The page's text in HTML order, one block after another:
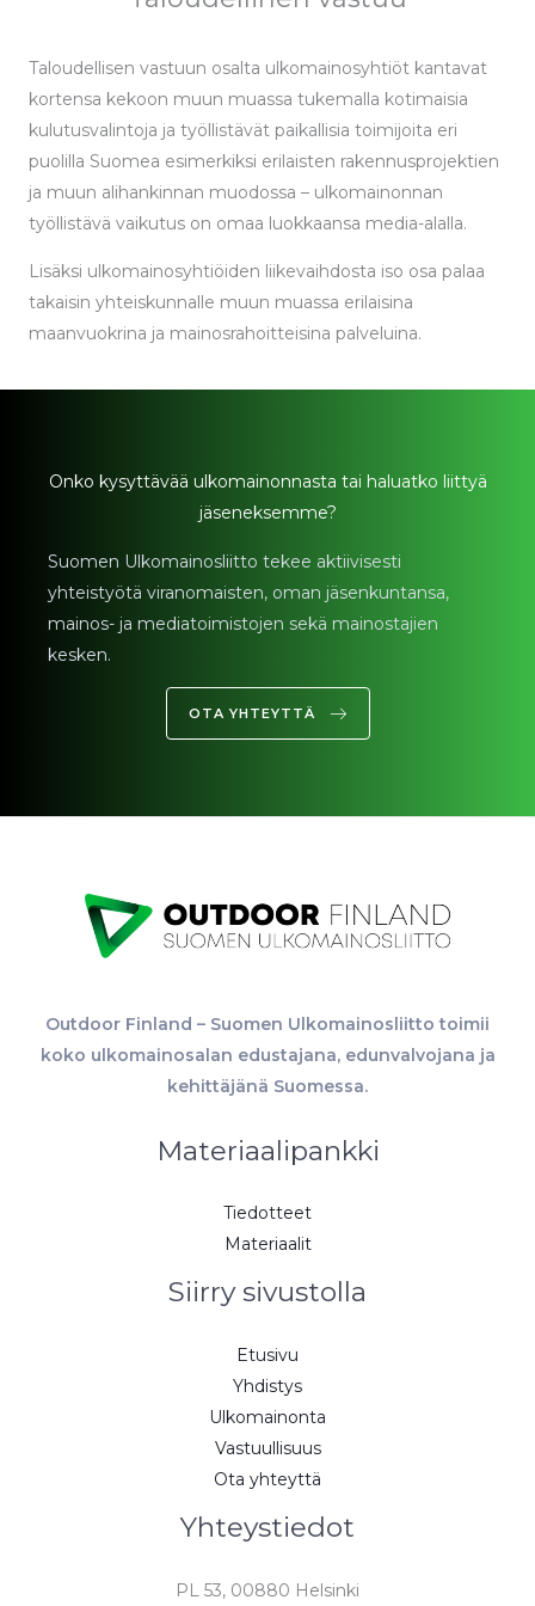
Taloudellisen vastuun osalta ulkomainosyhtiöt kantavat
kortensa kekoon muun muassa tukemalla kotimaisia
kulutusvalintoja ja työllistävät paikallisia toimijoita eri
puolilla Suomea esimerkiksi erilaisten rakennusprojektien
ja muun alihankinnan muodossa – ulkomainonnan
työllistävä vaikutus on omaa luokkaansa media-alalla.
Lisäksi ulkomainosyhtiöiden liikevaihdosta iso osa palaa
takaisin yhteiskunnalle muun muassa erilaisina
maanvuokrina ja mainosrahoitteisina palveluina.
Onko kysyttävää ulkomainonnasta tai haluatko liittyä
jäseneksemme?
Suomen Ulkomainosliitto tekee aktiivisesti
yhteistyötä viranomaisten, oman jäsenkuntansa,
mainos- ja mediatoimistojen sekä mainostajien
kesken.
OTA YHTEYTTÄ
Outdoor Finland – Suomen Ulkomainosliitto toimii
koko ulkomainosalan edustajana, edunvalvojana ja
kehittäjänä Suomessa.
Materiaalipankki
Tiedotteet
Materiaalit
Siirry sivustolla
Etusivu
Yhdistys
Ulkomainonta
Vastuullisuus
Ota yhteyttä
Yhteystiedot
PL 53, 00880 Helsinki